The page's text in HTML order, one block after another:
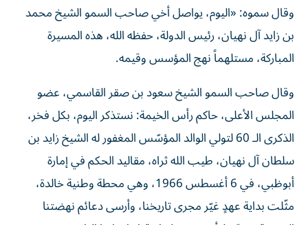
وقال سموه: «اليوم، يواصل أخي صاحب السمو الشيخ محمد
بن زايد آل نهيان، رئيس الدولة، حفظه الله، هذه المسيرة
المباركة، مستلهماً نهج المؤسس وقيمه.
وقال صاحب السمو الشيخ سعود بن صقر القاسمي، عضو
المجلس الأعلى، حاكم رأس الخيمة: نستذكر اليوم، بكل فخر،
الذكرى الـ 60 لتولي الوالد المؤسّس المغفور له الشيخ زايد بن
سلطان آل نهيان، طيب الله ثراه، مقاليد الحكم في إمارة
أبوظبي، في 6 أغسطس 1966، وهي محطة وطنية خالدة،
مثّلت بداية عهدٍ غيّر مجرى تاريخنا، وأرسى دعائم نهضتنا